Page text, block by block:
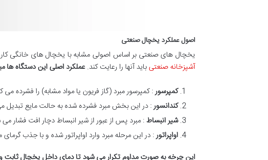
اصول عملکرد یخچال صنعتی
یخچال های صنعتی بر اساس اصولی مشابه با یخچال های خانگی
آشپزخانه صنعتی باید آنها را رعایت کند.عملکرد اصلی این دستگاه ها
کمپرسور: کمپرسور مبرد (گاز فریون یا مواد مشابه) را فشرده می
کندانسور: در این بخش مبرد فشرده شده به حالت مایع
شیر انبساط : مبرد پس از عبور از شیر انبساط دچار افت
اواپراتور: در این مرحله مبرد وارد اواپراتور شده و با جذب
این چرخه به صورت مداوم تکرار می شود تا دمای داخل یخچال ثابت